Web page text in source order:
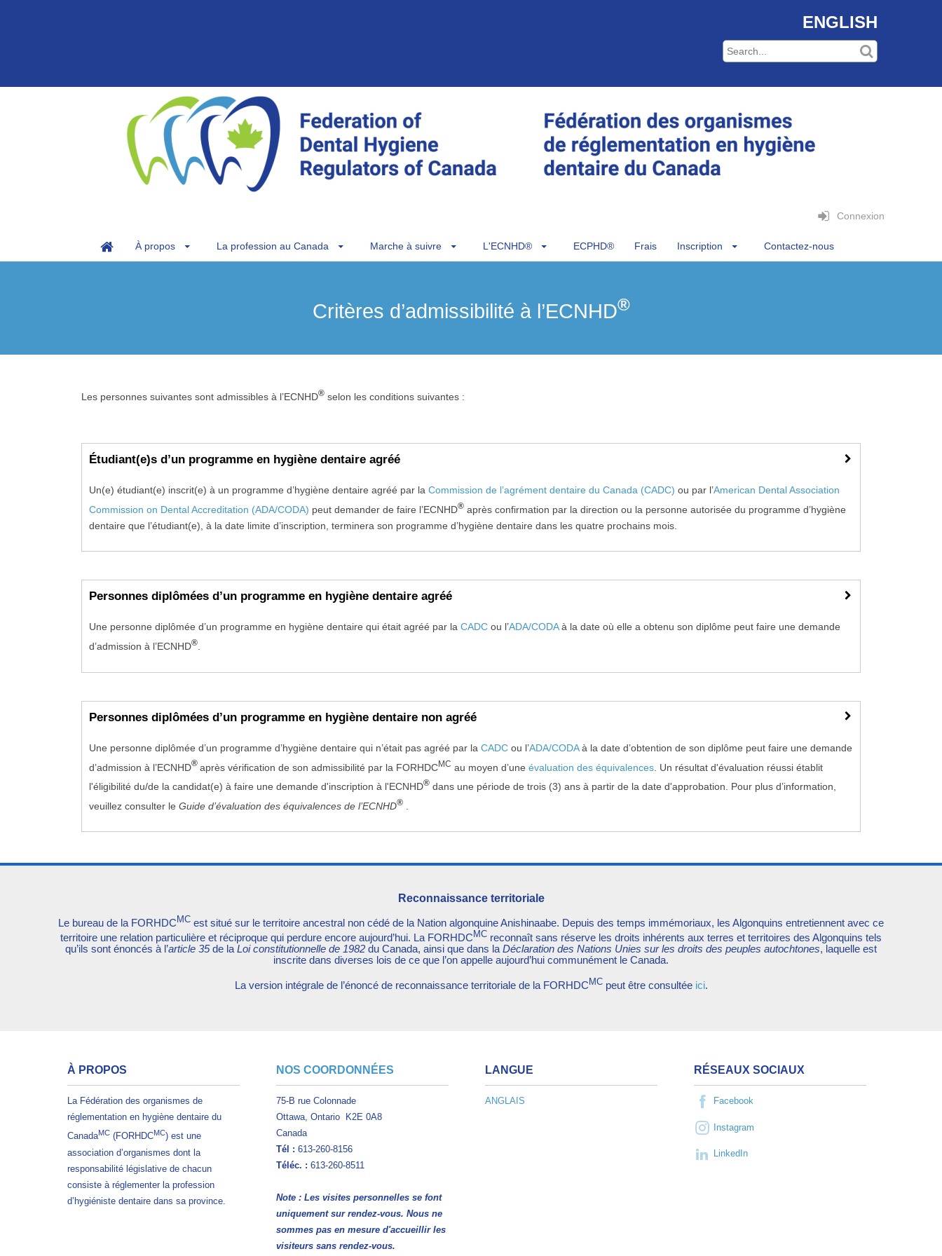
ENGLISH
Connexion
À propos La profession au Canada Marche à suivre L'ECNHD® ECPHD® Frais Inscription Contactez-nous
Critères d’admissibilité à l’ECNHD®
Les personnes suivantes sont admissibles à l’ECNHD® selon les conditions suivantes :
Étudiant(e)s d’un programme en hygiène dentaire agréé
Un(e) étudiant(e) inscrit(e) à un programme d’hygiène dentaire agréé par la Commission de l’agrément dentaire du Canada (CADC) ou par l’American Dental Association
Commission on Dental Accreditation (ADA/CODA) peut demander de faire l’ECNHD® après confirmation par la direction ou la personne autorisée du programme d’hygiène
dentaire que l’étudiant(e), à la date limite d’inscription, terminera son programme d’hygiène dentaire dans les quatre prochains mois.
Personnes diplômées d’un programme en hygiène dentaire agréé
Une personne diplômée d’un programme en hygiène dentaire qui était agréé par la CADC ou l’ADA/CODAà la date où elle a obtenu son diplôme peut faire une demande
d’admission à l’ECNHD®.
Personnes diplômées d’un programme en hygiène dentaire non agréé
Une personne diplômée d’un programme d’hygiène dentaire qui n’était pas agréé par la CADC ou l’ADA/CODAà la date d’obtention de son diplôme peut faire une demande
d’admission à l’ECNHD® après vérification de son admissibilité par la FORHDCMC au moyen d’une évaluation des équivalences . Un résultat d'évaluation réussi établit
l'éligibilité du/de la candidat(e) à faire une demande d'inscription à l'ECNHD® dans une période de trois (3) ans à partir de la date d'approbation. Pour plus d’information,
veuillez consulter le Guide d’évaluation des équivalences de l’ECNHD®
Reconnaissance territoriale
Le bureau de la FORHDC MC est situé sur le territoire ancestral non cédé de la Nation algonquine Anishinaabe. Depuis des temps immémoriaux, les Algonquins entretiennent avec ce
territoire une relation particulière et réciproque qui perdure encore aujourd’hui. La FORHDC MC reconnaît sans réserve les droits inhérents aux terres et territoires des Algonquins tels
qu’ils sont énoncés à l’article 35de laLoi constitutionnelle de 1982 du Canada, ainsi que dans laDéclaration des Nations Unies sur les droits des peuples autochtones, laquelle est
inscrite dans diverses lois de ce que l’on appelle aujourd’hui communément le Canada.
La version intégrale de l’énoncé de reconnaissance territoriale de la FORHDC MCpeut être consultée ici.
À PROPOS
La Fédération des organismes de
réglementation en hygiène dentaire du
CanadaMC (FORHDCMC) est une
association d’organismes dont la
responsabilité législative de chacun
consiste à réglementer la profession
d’hygiéniste dentaire dans sa province.
NOS COORDONNÉES
75-B rue Colonnade
Ottawa, Ontario K2E 0A8
Canada
Tél : 613-260-8156
Téléc. : 613-260-8511
Note : Les visites personnelles se font
uniquement sur rendez-vous. Nous ne
sommes pas en mesure d'accueillir les
visiteurs sans rendez-vous.
LANGUE
ANGLAIS
RÉSEAUX SOCIAUX
Facebook
Instagram
LinkedIn